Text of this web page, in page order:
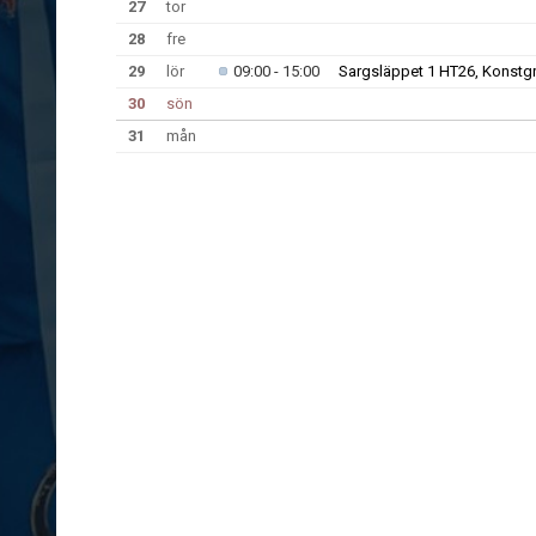
27
tor
28
fre
29
lör 09:00 - 15:00 Sargsläppet 1 HT26,
30
sön
31 mån